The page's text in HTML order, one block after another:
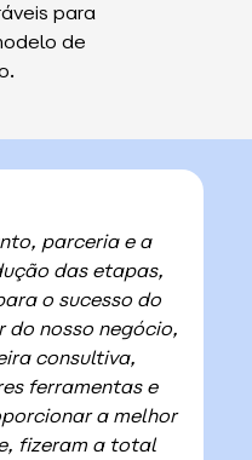
para
de
parceria e a
das etapas,
o sucesso do
do nosso negócio,
consultiva,
ferramentas e
a melhor
fizeram a total